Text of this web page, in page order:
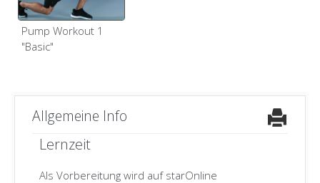
Pump Workout 1
"Basic"
Allgemeine Info
Lernzeit
Als Vorbereitung wird auf starOnline